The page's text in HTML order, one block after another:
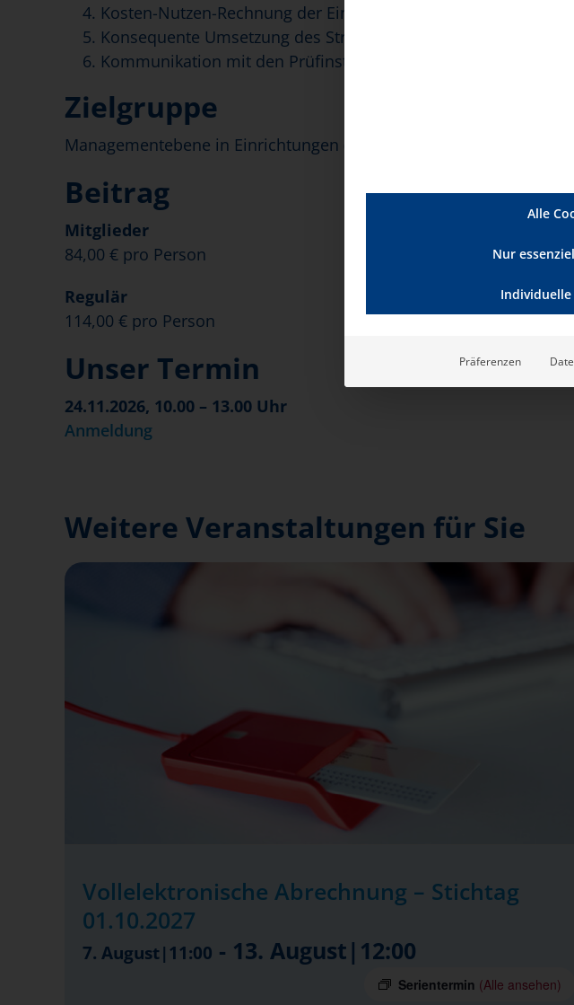
Kosten-Nutzen-Rechnung der Einführung
Konsequente Umsetzung des Strukturmodell
Kommunikation mit den Prüfinstanzen
Zielgruppe
Managementebene in Einrichtungen (Inhaber, Geschäftsführer)
Beitrag
Mitglieder
84,00 € pro Person
Regulär
114,00 € pro Person
Unser Termin
24.11.2026, 10.00 – 13.00 Uhr
Anmeldung
Weitere Veranstaltungen für Sie
Vollelektronische Abrechnung – Stichtag
01.10.2027
7. August|11:00 - 13. August|12:00
Serientermin (Alle ansehen)
Alle
Nur
Präferenzen